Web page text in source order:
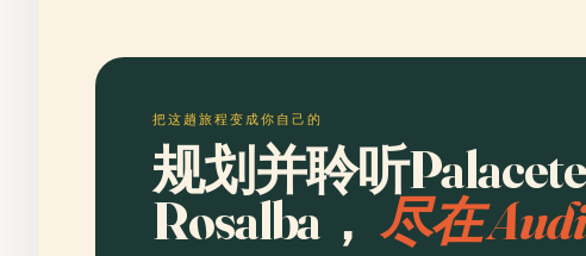
把这趟旅程变成你自己的
规划并聆听
Rosalba， 尽在